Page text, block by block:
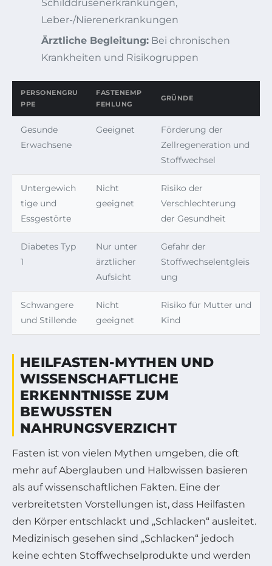
Schilddrüsenerkrankungen,
Leber-/Nierenerkrankungen
Ärztliche Begleitung: Bei chronischen
Krankheiten und Risikogruppen
PERSONENGRU
PPE
FASTENEMP
FEHLUNG
GRÜNDE
Gesunde
Erwachsene
Geeignet
Förderung der
Zellregeneration und
Stoffwechsel
Untergewich
tige und
Essgestörte
Nicht
geeignet
Risiko der
Verschlechterung
der Gesundheit
Diabetes Typ
1
Nur unter
ärztlicher
Aufsicht
Gefahr der
Stoffwechselentgleis
ung
Schwangere
und Stillende
Nicht
geeignet
Risiko für Mutter und
Kind
HEILFASTEN-MYTHEN UND
WISSENSCHAFTLICHE
ERKENNTNISSE ZUM
BEWUSSTEN
NAHRUNGSVERZICHT
Fasten ist von vielen Mythen umgeben, die oft
mehr auf Aberglauben und Halbwissen basieren
als auf wissenschaftlichen Fakten. Eine der
verbreitetsten Vorstellungen ist, dass Heilfasten
den Körper entschlackt und „Schlacken“ ausleitet.
Medizinisch gesehen sind „Schlacken“ jedoch
keine echten Stoffwechselprodukte und werden